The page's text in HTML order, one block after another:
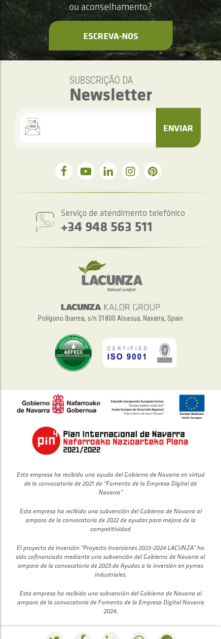
ou aconselhamento?
ESCREVA-NOS
SUBSCRIÇÃO DA
Newsletter
ENVIAR
Serviço de atendimento telefónico
+34 948 563 511
Polígono Ibarrea, s/n 31800 Alsasua, Navarra, Spain
Esta empresa ha recibido una ayuda del Gobierno de Navarra en virtud
de la convocatoria de 2021 de “Fomento de la Empresa Digital de
Navarra”
Esta empresa ha recibido una subvención del Gobierno de Navarra al
amparo de la convocatoria de 2022 de ayudas para mejora de la
competitividad
El proyecto de inversión “Proyecto Inversiones 2023-2024 LACUNZA” ha
sido cofinanciado mediante una subvención del Gobierno de Navarra al
amparo de la convocatoria de 2023 de Ayudas a la inversión en pymes
industriales.
Esta empresa ha recibido una subvención del Gobierno de Navarra al
amparo de la convocatoria de Fomento de la Empresa Digital Navarra
2024.